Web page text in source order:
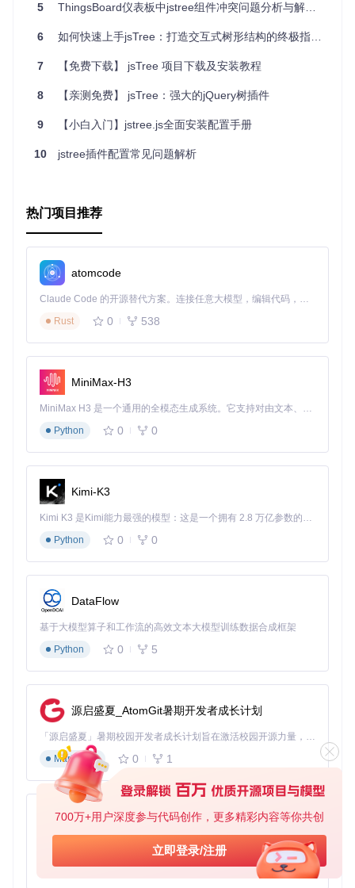
700万+用户深度参与代码创作，更多精彩内容等你共创
立即登录/注册
5 ThingsBoard仪表板中jstree组件冲突问题分析与解决方案
6 如何快速上手jsTree：打造交互式树形结构的终极指南 🚀
7 【免费下载】 jsTree 项目下载及安装教程
8 【亲测免费】 jsTree：强大的jQuery树插件
9 【小白入门】jstree.js全面安装配置手册
10 jstree插件配置常见问题解析
热门项目推荐
atomcode
Claude Code 的开源替代方案。连接任意大模型，编辑代码，运行命令，自动验证 — 全自动执行。用 Rust 构建，极致性能。 ｜ An open-source alternative to Claude Code. Connect any LLM, edit code, run commands, and verify changes — autonomously. Built in Rust for speed. Get Started
Rust
0 538
MiniMax-H3
MiniMax H3 是一个通用的全模态生成系统。它支持对由文本、图像、视频和音频组成的多模态上下文进行统一理解，并能生成分辨率高达 2K、时长可达 15 秒的带原生立体声音频的视频。得益于面向任务泛化的系统设计，H3 在预训练阶段就已具备广泛的多模态上下文理解与生成能力，能够出色地执行复杂的多模态指令。
Python
0 0
Kimi-K3
Kimi K3 是Kimi能力最强的模型：这是一个拥有 2.8 万亿参数的混合专家（MoE）模型，具备原生视觉理解能力，并支持 100 万 token 的上下文窗口。
Python
0 0
DataFlow
基于大模型算子和工作流的高效文本大模型训练数据合成框架
Python
0 5
源启盛夏_AtomGit暑期开发者成长计划
「源启盛夏」暑期校园开发者成长计划旨在激活校园开源力量，通过积分激励、认证扶持、资源倾斜等形式，引导高校组织和开发者完成「入驻 — 建项目 — 做贡献 — 获认证 — 得资源」的完整闭环。无论你是想带领社团入驻平台的组织者，还是希望用代码贡献证明自己的开发者，都能在这里找到属于你的成长路径。
Markdown
0 1
py-xiaozhi
基于Python的Xiaozhi AI，适用于想要完整Xiaozhi体验而无需拥有专用硬件的用户。
Python
0 1